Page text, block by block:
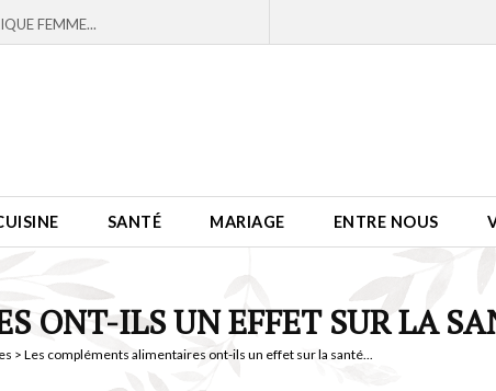
SANTÉ MARIAGE ENTRE NOUS
ONT-ILS UN EFFET SUR LA
> Les compléments alimentaires ont-ils un effet sur la santé...